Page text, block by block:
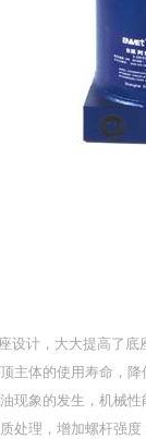
设计，大大提高了底
主体的使用寿命，
现象的发生，机械
处理，增加螺杆强